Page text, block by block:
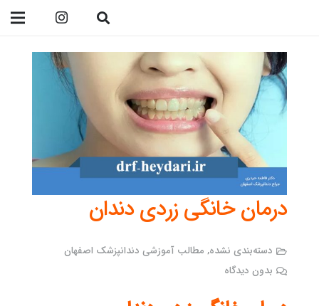
درمان خانگی زردی دندان
دسته‌بندی نشده, مطالب آموزشی دندانپزشک اصفهان
بدون دیدگاه